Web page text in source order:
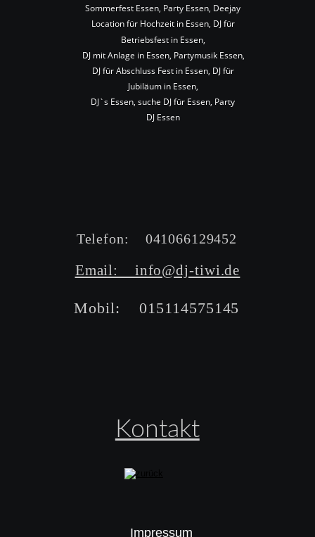
Kontakt
Telefon:    041066129452
Mobil:    015114575145
Email:    info@dj-tiwi.de
Sommerfest Essen, Party Essen, Deejay
Location für Hochzeit in Essen, DJ für
Betriebsfest in Essen,
DJ mit Anlage in Essen, Partymusik Essen,
DJ für Abschluss Fest in Essen, DJ für
Jubiläum in Essen,
DJ`s Essen, suche DJ für Essen, Party
DJ Essen
Impressum